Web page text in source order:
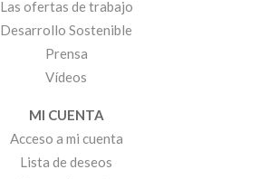
Las ofertas de trabajo
Desarrollo Sostenible
Prensa
Vídeos
MI CUENTA
Acceso a mi cuenta
Lista de deseos